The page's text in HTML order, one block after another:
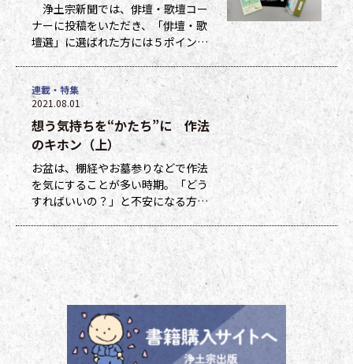
浄土宗新聞では、俳壇・歌壇コー
ナーに投稿をいただき、「俳壇・歌
壇選」に選ばれた方には５ポイン
ト、他掲載になった方には１ポイン
トを贈呈しています。ポイントは貯
まった数に応じて、浄土宗新聞オリ
ジナルグッズなどの景品と交換でき
ます（交換・発送は下記一覧表通知
のタイミングになります）。 ポイ
ント保有者の方には、半年に一度、
ポイント数とともに記念品一覧表を
送付いたし
想う気持ちを“かたち”に 作法
のキホン（上）
お盆は、棚経やお墓参りなどで作法
を気にすることが多い時期。「どう
すればいいの？」と不安になる方も
多いのではないでしょうか。作法ば
かり気にしていては、ご先祖さまや
ご本尊さまとしっかりと向き合えま
せん。今号から２回にわたって紹介
する浄土宗の作法の基本をおさえ、
大切な方と向き合い、よりよい時間
を過ごしましょう。 袈裟のつけ方
お参りや法要の時に、ぜひ身に着け
ていた
連載・特集
2021.08.01